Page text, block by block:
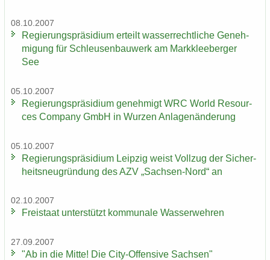
08.10.2007
Re­gie­rungs­prä­si­di­um er­teilt was­ser­recht­li­che Ge­neh­
mi­gung für Schleu­sen­bau­werk am Mark­klee­ber­ger
See
05.10.2007
Re­gie­rungs­prä­si­di­um ge­neh­migt WRC World Re­sour­
ces Com­pa­ny GmbH in Wur­zen An­la­gen­än­de­rung
05.10.2007
Re­gie­rungs­prä­si­di­um Leip­zig weist Voll­zug der Si­cher­
heits­neu­grün­dung des AZV „Sachsen-​Nord“ an
02.10.2007
Frei­staat un­ter­stützt kom­mu­na­le Was­ser­weh­ren
27.09.2007
"Ab in die Mitte! Die City-​Offensive Sach­sen"